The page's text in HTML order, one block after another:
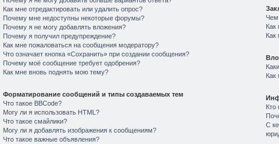
Как мне отредактировать или удалить опрос?
Почему мне недоступны некоторые форумы?
Почему я не могу добавлять вложения?
Почему я получил предупреждение?
Как мне пожаловаться на сообщения модератору?
Что означает кнопка «Сохранить» при создании сообщения?
Почему моё сообщение требует одобрения?
Как мне вновь поднять мою тему?
Форматирование сообщений и типы создаваемых тем
Что такое BBCode?
Могу ли я использовать HTML?
Что такое смайлики?
Могу ли я добавлять изображения к сообщениям?
Что такое важные объявления?
Чем
Как
Как
Как
Кто
С